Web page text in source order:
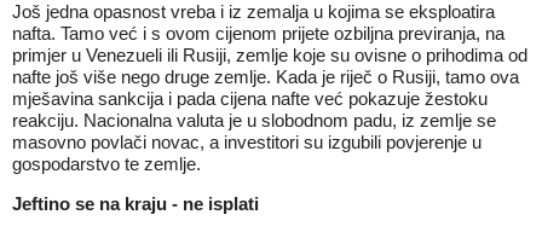
Još jedna opasnost vreba i iz zemalja u kojima se eksploatira
nafta. Tamo već i s ovom cijenom prijete ozbiljna previranja, na
primjer u Venezueli ili Rusiji, zemlje koje su ovisne o prihodima od
nafte još više nego druge zemlje. Kada je riječ o Rusiji, tamo ova
mješavina sankcija i pada cijena nafte već pokazuje žestoku
reakciju. Nacionalna valuta je u slobodnom padu, iz zemlje se
masovno povlači novac, a investitori su izgubili povjerenje u
gospodarstvo te zemlje.
Jeftino se na kraju - ne isplati